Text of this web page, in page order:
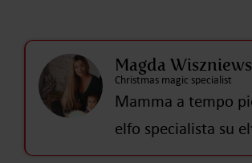
Magda
Christmas magic specialist
Mamma a tempo
elfo specialista su